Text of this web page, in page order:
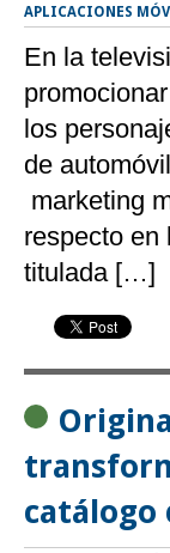
APLICACIONES
En la
los
de
marketing
respecto en
titulada […]
catálogo